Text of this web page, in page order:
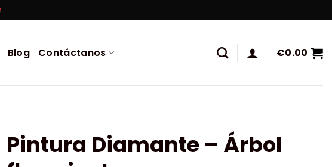
Blog Contáctanos €0.00
Pintura Diamante – Árbol